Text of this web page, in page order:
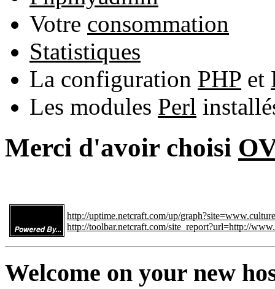
Votre consommation
Statistiques
La configuration PHP et
Les modules Perl
Merci d'avoir choisi
http://uptime.netcraft.com/up/
http://toolbar.netcraft.com/site_report?url=http://
Welcome on your new